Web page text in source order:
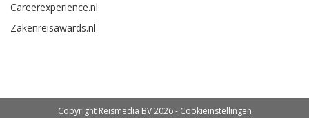
Careerexperience.nl
Zakenreisawards.nl
Copyright Reismedia BV 2026 - Cookieinstellingen